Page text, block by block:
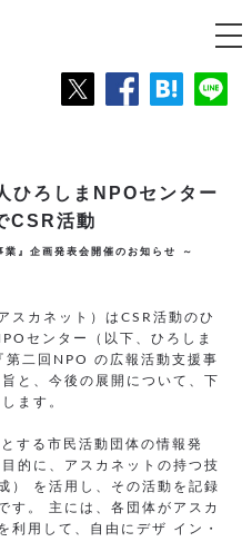
ひろしまNPOセンター
CSR活動
』企画発表会開催のお知らせ ～
スカネット）はCSR活動のひ
センター（以下、ひろしま
二回NPO の広報活動支援事
と、今後の展開について、下
ます。
する市民活動団体の情報発
的に、アスカネットの持つ技
） を活用し、その活動を記録
す。 主には、各団体がアスカ
利用して、自由にデザ イン・